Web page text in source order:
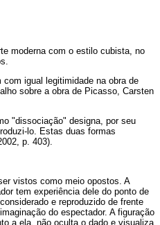
moderna com o estilo cubista, no
igual legitimidade na obra de
sobre a obra de Picasso, Carsten
"dissociação" designa, por seu
lo. Estas duas formas
p. 403).
vistos como meio opostos. A
tem experiência dele do ponto de
e reproduzido de frente
do espectador. A figuração
a ela, não oculta o dado e visualiza